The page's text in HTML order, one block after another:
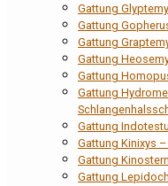
Gattung
Gattung
Gattung
Gattung
Gattung
Gattung
Gattung
Gattung Kinixys
Gattung
Gattung